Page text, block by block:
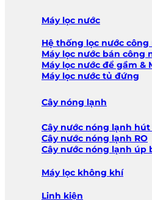
Máy lọc nước
Hệ thống lọc nước
Máy lọc nước bán công
Máy lọc nước để gầm &
Máy lọc nước tủ đứng
Cây nóng lạnh
Cây nước nóng lạnh
Cây nước nóng lạnh RO
Cây nước nóng lạnh úp
Máy lọc không khí
Linh kiện